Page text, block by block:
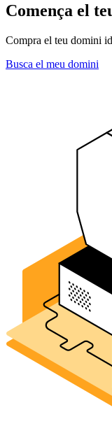
Comença el
Compra el teu domini
Busca el meu domini